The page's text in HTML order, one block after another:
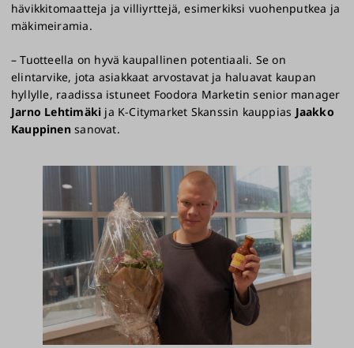
hävikkitomaatteja ja villiyrttejä, esimerkiksi vuohenputkea ja
mäkimeiramia.
– Tuotteella on hyvä kaupallinen potentiaali. Se on
elintarvike, jota asiakkaat arvostavat ja haluavat kaupan
hyllylle, raadissa istuneet Foodora Marketin senior manager
Jarno Lehtimäki ja K-Citymarket Skanssin kauppias Jaakko
Kauppinen sanovat.